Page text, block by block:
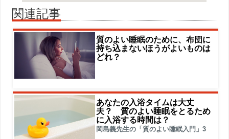
関連記事
質のよい睡眠のために、布団に
持ち込まないほうがよいものは
どれ？
あなたの入浴タイムは大丈
夫？ 質のよい睡眠をとるため
に入浴する時間は？
岡島義先生の「質のよい睡眠入門」3